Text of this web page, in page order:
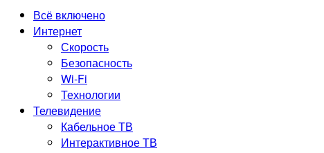
Радужный
Сургут
Стрежевой
Тюмень
Всё включено
Интернет
Скорость
Безопасность
Wi-Fi
Технологии
Телевидение
Кабельное ТВ
Интерактивное ТВ